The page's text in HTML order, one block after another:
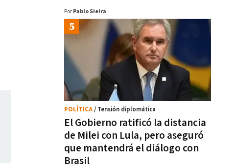
Por Pablo Sieira
El Gobierno ratificó la distancia
de Milei con Lula, pero aseguró
que mantendrá el diálogo con
Brasil
POLÍTICA/ Tensión diplomática